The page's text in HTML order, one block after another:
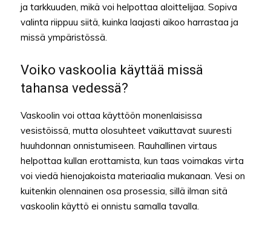
ja tarkkuuden, mikä voi helpottaa aloittelijaa. Sopiva
valinta riippuu siitä, kuinka laajasti aikoo harrastaa ja
missä ympäristössä.
Voiko vaskoolia käyttää missä
tahansa vedessä?
Vaskoolin voi ottaa käyttöön monenlaisissa
vesistöissä, mutta olosuhteet vaikuttavat suuresti
huuhdonnan onnistumiseen. Rauhallinen virtaus
helpottaa kullan erottamista, kun taas voimakas virta
voi viedä hienojakoista materiaalia mukanaan. Vesi on
kuitenkin olennainen osa prosessia, sillä ilman sitä
vaskoolin käyttö ei onnistu samalla tavalla.